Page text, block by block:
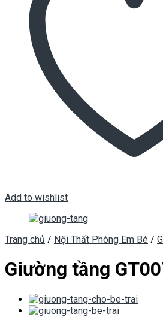
Add to wishlist
Trang chủ / Nội Thất Phòng Em Bé /
Giường tầng